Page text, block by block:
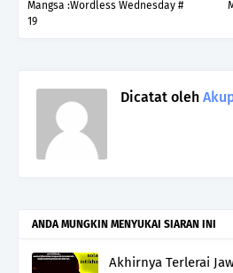
Mangsa :Wordless Wednesday #
19
Dicatat oleh
ANDA MUNGKIN MENYUKAI SIARAN INI
Akhirnya Terlerai